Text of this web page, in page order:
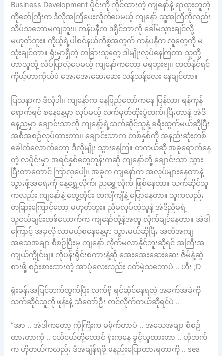
Business Development ပိုင်းကို ကိုင်ထားတဲ့ ကျနော်နဲ့ ရာထူးတူတဲ့
ကိုဇော်ကြီးက ဒီလိုအကြံပေးလိုက်ပေမယ့် ကျနော် သူ့အကြံကိုလည်း
သိပ်သဘောမကျဘူး။ ကန်ပနီက ဒရိုင်ဘာကို ခေါ်မသွားချင်လို့
မဟုတ်ဘူး။ ကိုယ့်ရဲ့ပါစင်နယ်ကိစ္စအတွက် ကန်ပနီက လူတွေကို မ
သုံးချင်တာ။ ရုံးမှာရှိတဲ့ တခြားသူတွေ ဒါမျိုးလုပ်နေကြတာ သူတို့
ဟာသူတို့ လိပ်ပြာလုံပေမယ့် ကျနော်ကတော့ မရဘူးဗျ။ တတ်နိုင်ရင်
ကိုယ့်ဟာကိုယ်ပဲ အေးအေးဆေးဆေး သန့်သန့်လေး နေချင်တာ။
ပြသနာက ဒီလိုပါ။ ကျနော်က နေပြည်တော်ကနေ ပြန်လာ၊ ရန်ကုန်
ရောက်ရင် စနေနေ့မှာ လုပ်မယ့် လက်မှတ်ထိုးပွဲတက်၊ ပြီးတာနဲ့ အဲဒီ
နေ့ညမှာ ချောင်းသာကို ကျနော့်ရဲ့သက်ဆိုင်သူနဲ့ ခရီးထွက်မယ်ဆိုပြီး
အစီအစဉ်လုပ်ထားတာ။ ချောင်းသာက တစ်နှစ်ကို အနည်းဆုံးတစ်
ခေါက်လောက်တော့ ဒီလိုမျိုး သွားနေကြ။ တကယ်ဆို အခုရောက်နေ
တဲ့ လပိုင်းမှာ အရင်နှစ်တွေတုန်းကဆို ကျနော်တို့ ချောင်းသာ သွား
ပြီးတာတောင် ကြာလှပေါ့။ အခုက ကျနော်က အလုပ်များနေတာနဲ့
သွားဖို့အရေးကို နေ့ရွှေ့လိုက်၊ ညရွှေ့လိုက် ဖြစ်နေတာ။ သက်ဆိုင်သူ
ကလည်း ကျနော်နဲ့ တွေ့တိုင်း တကျီကျီနဲ့ ပြောနေတာ။ သူကလည်း
တခြားကြောင့်တော့ မဟုတ်ဘူး။ ညီမလုပ်တဲ့သူနဲ့ အဲဒီညီမရဲ့
သူငယ်ချင်းတစ်ယောက်က ကျနော်တို့နဲ့အတူ လိုက်ချင်နေတာ။ အဲဒါ
ကြောင့် အခုလို လာမယ့်စနေနေ့မှာ သွားမယ်ဆိုပြီး အတိအကျ
အသေအချာ စီစဉ်ပြီးမှ ကျနော် လိုက်မလာနိုင်ဘူးဆိုရင် အကြီးအ
ကျယ်ကွိုင်ဗျ။ ကိုပန်းရိုင်းစကားနဲ့ဆို အေးအေးဆေးဆေး ဇိမ်နဲ့ဆွဲ
စားဖို့ စဉ်းစားထားတဲ့ အာပုံလေးလည်း ငတ်မဲ့သဘောပဲ .. ဟီး ;D
ရုံးခန်းအပြင်ဘက်ထွက်ပြီး လက်ရှိ ရင်ဆိုင်နေရတဲ့ အခက်အခဲကို
သက်ဆိုင်သူကို ဖုန်းနဲ့ သံတော်ဦး တင်လိုက်တယ်ဆိုရင်ပဲ ..
“အာ .. အဲဒါကတော့ ကိုကြီးက မမိုက်တာပဲ .. အသေအချာ စီစဉ်
ထားတာကို .. ငယ်ငယ်တို့တောင် ရုံးကနေ ခွင့်ယူထားတာ .. ဟိုဘက်
က ဟိုတယ်ကလည်း ဒီအချိန်ရဖို့ မနည်းပြောထားရတာကို .. sea